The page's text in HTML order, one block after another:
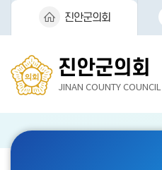
본문바로가기
진안군의회
진안군의회
JINAN COUNTY COUNCIL